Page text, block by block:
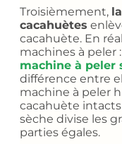
Troisièmement,
cacahuètes
cacahuète. En
machines à peler :
machine à peler
différence entre
machine à peler
cacahuète
sèche divise les
parties égales.